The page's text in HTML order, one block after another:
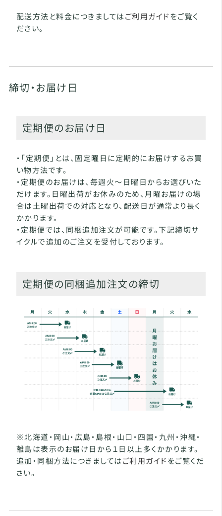
配送方法と料金につきましてはご利用ガイドをご覧く
ださい。
締切・お届け日
定期便のお届け日
・「定期便」とは、固定曜日に定期的にお届けするお買
い物方法です。
・定期便のお届けは、毎週火～日曜日からお選びいた
だけます。日曜出荷がお休みのため、月曜お届けの場
合は土曜出荷での対応となり、配送日が通常より長く
かかります。
・定期便では、同梱追加注文が可能です。下記締切サ
イクルで追加のご注文を受付しております。
定期便の同梱追加注文の締切
※北海道・岡山・広島・島根・山口・四国・九州・沖縄・
離島は表示のお届け日から１日以上多くかかります。
追加・同梱方法につきましてはご利用ガイドをご覧くだ
さい。